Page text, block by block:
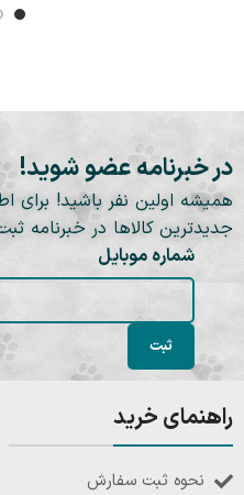
در خبرنامه عضو شوید!
همیشه اولین نفر باشید! برای
جدیدترین کالاها در خبرنامه
شماره موبایل
راهنمای خرید
نحوه ثبت سفارش